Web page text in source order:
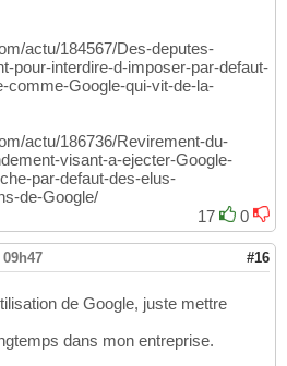
actu/184567/Des-deputes-
pour-interdire-d-imposer-par-defaut-
comme-Google-qui-vit-de-la-
actu/186736/Revirement-du-
visant-a-ejecter-Google-
par-defaut-des-elus-
de-Google/
17
0
09h47 #16
de Google, juste mettre
dans mon entreprise.